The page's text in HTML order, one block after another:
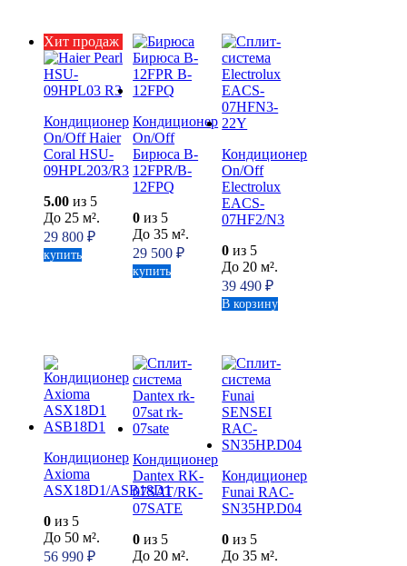
Хит продаж
Кондиционер
On/Off Haier
Coral HSU-
09HPL203/R3
5.00 из 5
До 25 м².
29 800 ₽
купить
Кондиционер
On/Off
Бирюса B-
12FPR/B-
12FPQ
0 из 5
До 35 м².
29 500₽
купить
Кондиционер
On/Off
Electrolux
EACS-
07HF2/N3
0 из 5
До 20 м².
39 490₽
В корзину
Кондиционер
Axioma
ASX18D1/ASB18D1
0 из 5
До 50 м².
56 990 ₽
Кондиционер
Dantex RK-
07SAT/RK-
07SATE
0 из 5
До 20 м².
Кондиционер
Funai RAC-
SN35HP.D04
0 из 5
До 35 м².